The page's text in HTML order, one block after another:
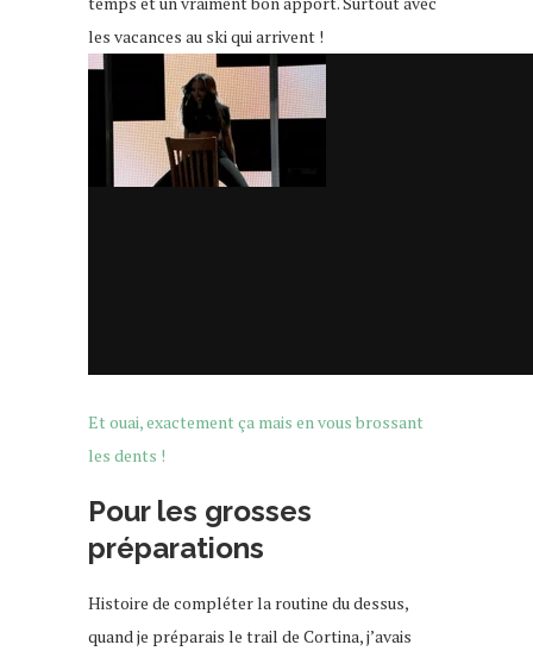
les vacances au ski qui arrivent !
Et ouai, exactement ça mais en vous brossant
les dents !
Pour les grosses
préparations
Histoire de compléter la routine du dessus,
quand je préparais le trail de Cortina, j’avais